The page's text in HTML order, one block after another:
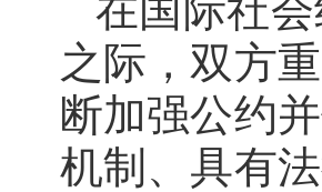
在国际社
之际，双方
断加强公约
机制、具有